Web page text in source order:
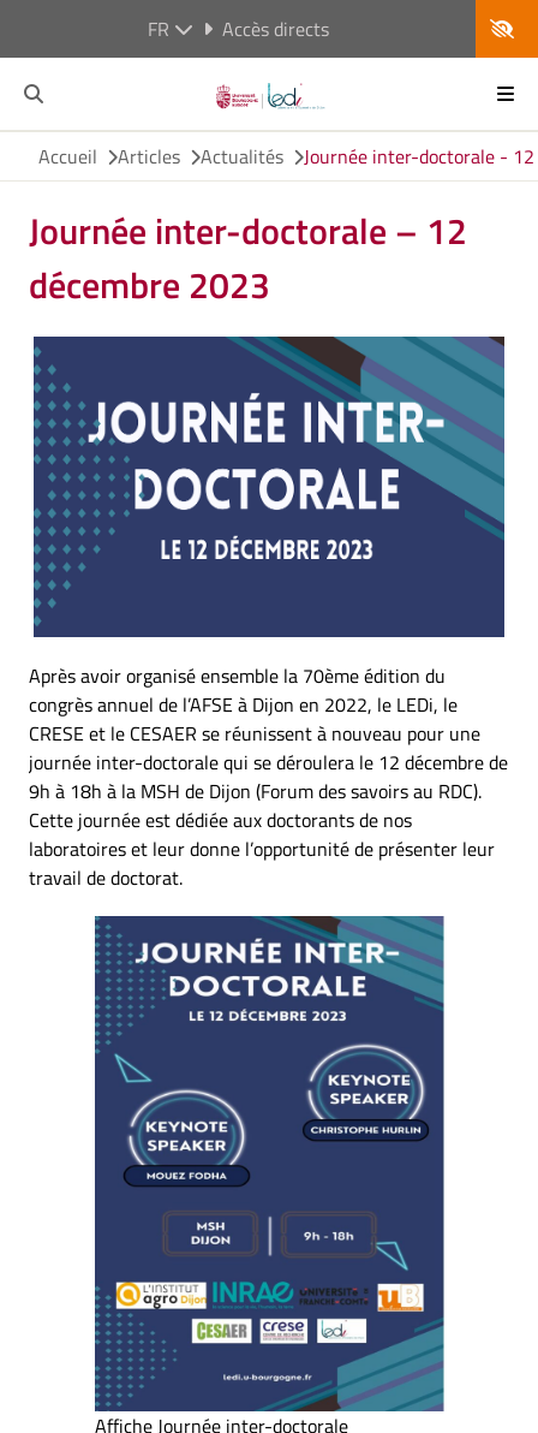
FR Accès directs
Accueil Articles Actualités Journée inter-doctorale -
Journée inter-doctorale – 12
décembre 2023
Après avoir organisé ensemble la 70ème édition du
congrès annuel de l’AFSE à Dijon en 2022, le LEDi, le
CRESE et le CESAER se réunissent à nouveau pour une
journée inter-doctorale qui se déroulera le 12 décembre de
9h à 18h à la MSH de Dijon (Forum des savoirs au RDC).
Cette journée est dédiée aux doctorants de nos
laboratoires et leur donne l’opportunité de présenter leur
travail de doctorat.
Affiche Journée inter-doctorale